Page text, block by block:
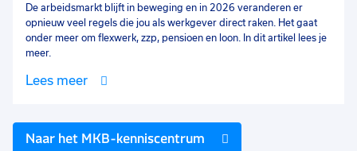
De arbeidsmarkt blijft in beweging en in 2026 veranderen er
opnieuw veel regels die jou als werkgever direct raken. Het gaat
onder meer om flexwerk, zzp, pensioen en loon. In dit artikel lees je
meer.
Lees meer
Naar het MKB-kenniscentrum